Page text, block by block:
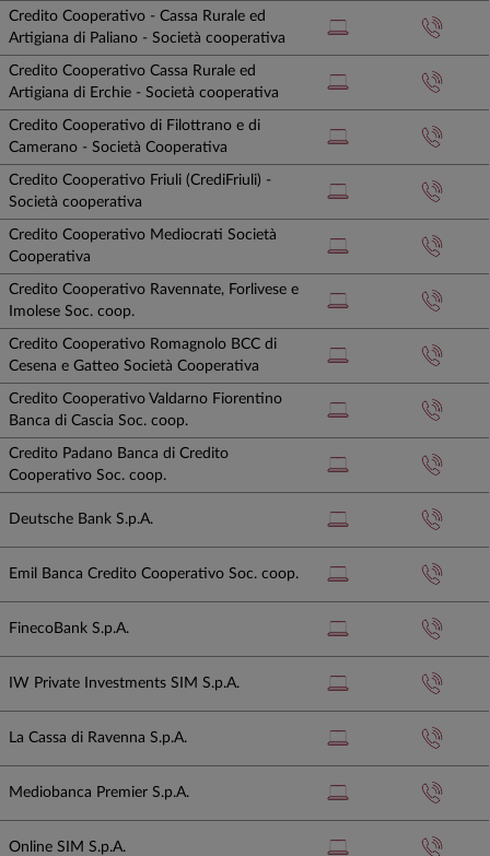
Credito Cooperativo - Cassa Rurale ed
Artigiana di Paliano - Società cooperativa
Credito Cooperativo Cassa Rurale ed
Artigiana di Erchie - Società cooperativa
Credito Cooperativo di Filottrano e di
Camerano - Società Cooperativa
Credito Cooperativo Friuli (CrediFriuli) -
Società cooperativa
Credito Cooperativo Mediocrati Società
Cooperativa
Credito Cooperativo Ravennate, Forlivese e
Imolese Soc. coop.
Credito Cooperativo Romagnolo BCC di
Cesena e Gatteo Società Cooperativa
Credito Cooperativo Valdarno Fiorentino
Banca di Cascia Soc. coop.
Credito Padano Banca di Credito
Cooperativo Soc. coop.
Deutsche Bank S.p.A.
Emil Banca Credito Cooperativo Soc. coop.
FinecoBank S.p.A.
IW Private Investments SIM S.p.A.
La Cassa di Ravenna S.p.A.
Mediobanca Premier S.p.A.
Online SIM S.p.A.